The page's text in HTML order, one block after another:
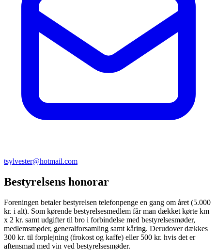
tsylvester@hotmail.com
Bestyrelsens honorar
Foreningen betaler bestyrelsen telefonpenge en gang om året (5.000
kr. i alt). Som kørende bestyrelsesmedlem får man dækket kørte km
x 2 kr. samt udgifter til bro i forbindelse med bestyrelsesmøder,
medlemsmøder, generalforsamling samt kåring. Derudover dækkes
300 kr. til forplejning (frokost og kaffe) eller 500 kr. hvis det er
aftensmad med vin ved bestyrelsesmøder.